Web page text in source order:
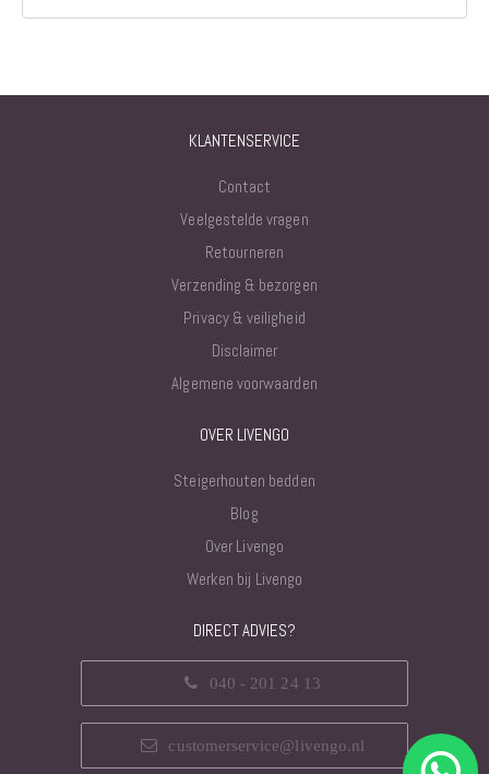
KLANTENSERVICE
Contact
Veelgestelde vragen
Retourneren
Verzending & bezorgen
Privacy & veiligheid
Disclaimer
Algemene voorwaarden
OVER LIVENGO
Steigerhouten bedden
Blog
Over Livengo
Werken bij Livengo
DIRECT ADVIES?
040 - 201 24 13
customerservice@livengo.nl